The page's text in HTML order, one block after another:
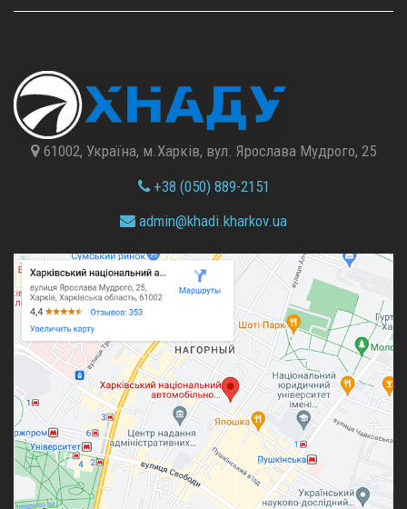
61002, Україна, м.Харків, вул. Ярослава Мудрого, 25
+38 (050) 889-2151
admin@khadi.kharkov.ua